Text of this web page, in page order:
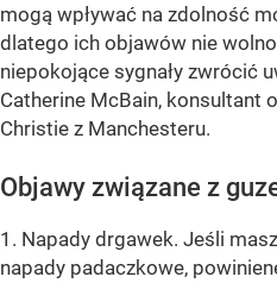
mogą wpływać na zdolność
dlatego ich objawów nie
niepokojące sygnały zwrócić
Catherine McBain, konsultant
Christie z Manchesteru.
Objawy związane z
1. Napady drgawek. Jeśli masz
napady padaczkowe,